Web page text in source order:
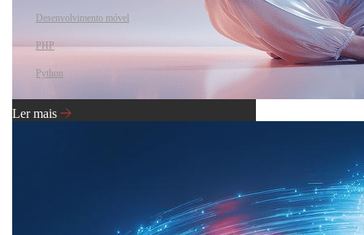
Desenvolvimento móvel
PHP
Python
Ler mais